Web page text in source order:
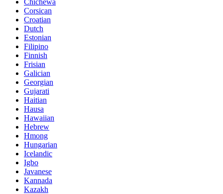
Corsican
Croatian
Dutch
Estonian
Filipino
Finnish
Frisian
Galician
Georgian
Gujarati
Haitian
Hausa
Hawaiian
Hebrew
Hmong
Hungarian
Icelandic
Igbo
Javanese
Kannada
Kazakh